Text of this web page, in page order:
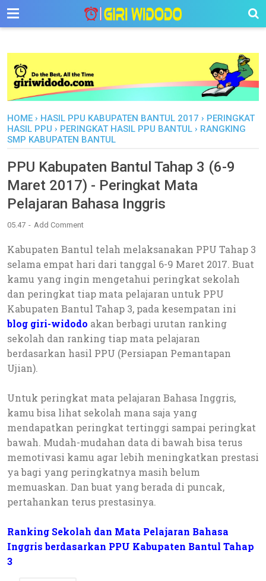
-->
HOME › HASIL PPU KABUPATEN BANTUL 2017 › PERINGKAT
HASIL PPU › PERINGKAT HASIL PPU BANTUL › RANGKING
SMP KABUPATEN BANTUL
PPU Kabupaten Bantul Tahap 3 (6-9
Maret 2017) - Peringkat Mata
Pelajaran Bahasa Inggris
05.47 Add Comment
Kabupaten Bantul telah melaksanakan PPU Tahap 3
selama empat hari dari tanggal 6-9 Maret 2017. Buat
kamu yang ingin mengetahui peringkat sekolah
dan peringkat tiap mata pelajaran untuk PPU
Kabupaten Bantul Tahap 3, pada kesempatan ini
blog giri-widodo akan berbagi urutan ranking
sekolah dan ranking tiap mata pelajaran
berdasarkan hasil PPU (Persiapan Pemantapan
Ujian).
Untuk peringkat mata pelajaran Bahasa Inggris,
kamu bisa lihat sekolah mana saja yang
mendapatkan peringkat tertinggi sampai peringkat
bawah. Mudah-mudahan data di bawah bisa terus
memotivasi kamu agar lebih meningkatkan prestasi
ya bagi yang peringkatnya masih belum
memuaskan. Dan buat yang berada di puncak,
pertahankan terus prestasinya.
Ranking Sekolah dan Mata Pelajaran Bahasa
Inggris berdasarkan PPU Kabupaten Bantul Tahap
3